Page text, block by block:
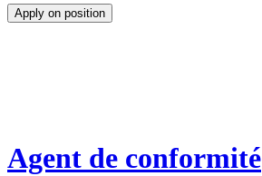
Apply on position
Agent de conformité